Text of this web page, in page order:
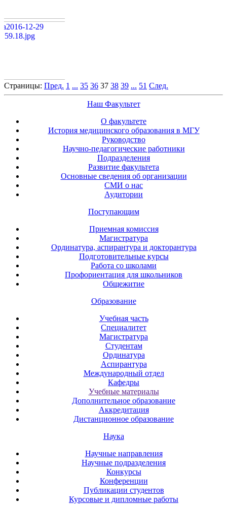
Страницы: Пред. 1 ... 35 36 37 38 39 ... 51 След.
Наш Факультет
О факультете
История медицинского образования в МГУ
Руководство
Научно-педагогические работники
Подразделения
Развитие факультета
Основные сведения об организации
СМИ о нас
Аудитории
Поступающим
Приемная комиссия
Магистратура
Ординатура, аспирантура и докторантура
Подготовительные курсы
Работа со школами
Профориентация для школьников
Общежитие
Образование
Учебная часть
Специалитет
Магистратура
Студентам
Ординатура
Аспирантура
Международный отдел
Кафедры
Учебные материалы
Дополнительное образование
Аккредитация
Дистанционное образование
Наука
Научные направления
Научные подразделения
Конкурсы
Конференции
Публикации студентов
Курсовые и дипломные работы